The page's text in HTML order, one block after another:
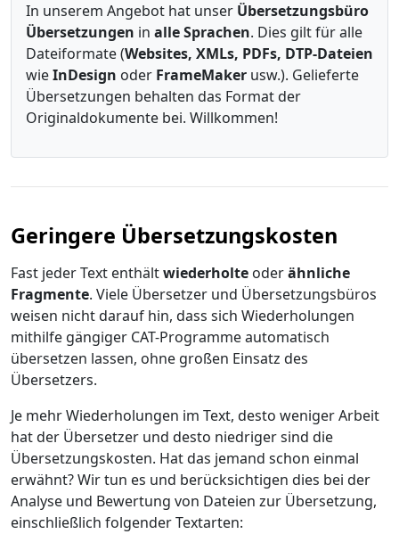
In unserem Angebot hat unser Übersetzungsbüro
Übersetzungen in alle Sprachen. Dies gilt für alle
Dateiformate (Websites, XMLs, PDFs, DTP-Dateien
wieInDesign oder FrameMaker usw.). Gelieferte
Übersetzungen behalten das Format der
Originaldokumente bei. Willkommen!
Geringere Übersetzungskosten
Fast jeder Text enthältwiederholte oderähnliche
Fragmente. Viele Übersetzer und Übersetzungsbüros
weisen nicht darauf hin, dass sich Wiederholungen
mithilfe gängiger CAT-Programme automatisch
übersetzen lassen, ohne großen Einsatz des
Übersetzers.
Je mehr Wiederholungen im Text, desto weniger Arbeit
hat der Übersetzer und desto niedriger sind die
Übersetzungskosten. Hat das jemand schon einmal
erwähnt? Wir tun es und berücksichtigen dies bei der
Analyse und Bewertung von Dateien zur Übersetzung,
einschließlich folgender Textarten: